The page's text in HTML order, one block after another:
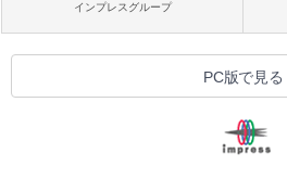
インプレスグループ
PC版で見る